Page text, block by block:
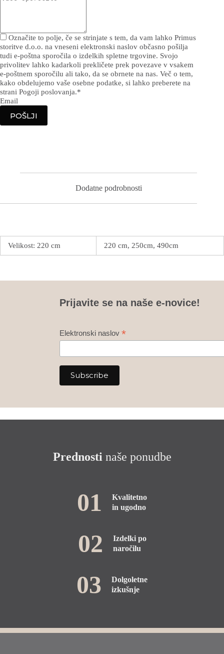
Označite to polje, če se strinjate s tem, da vam lahko Primus
storitve d.o.o. na vneseni elektronski naslov občasno pošilja
tudi e-poštna sporočila o izdelkih spletne trgovine. Svojo
privolitev lahko kadarkoli prekličete prek povezave v vsakem
e-poštnem sporočilu ali tako, da se obrnete na nas. Več o tem,
kako obdelujemo vaše osebne podatke, si lahko preberete na
strani Pogoji poslovanja.*
Email
POŠLJI
Dodatne podrobnosti
Velikost: 220 cm 220 cm, 250cm, 490cm
Prijavite se na naše e-novice!
Elektronski naslov *
Prednostinaše ponudbe
01
Kvalitetno
in ugodno
02
Izdelki po
naročilu
03
Dolgoletne
izkušnje